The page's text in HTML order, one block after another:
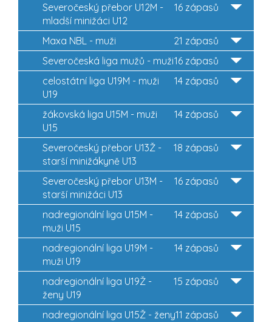
16 zápasů
Severočeský přebor U12M -
mladší minižáci U12
21 zápasů
Maxa NBL - muži
16 zápasů
Severočeská liga mužů - muži
14 zápasů
celostátní liga U19M - muži
U19
14 zápasů
žákovská liga U15M - muži
U15
18 zápasů
Severočeský přebor U13Ž -
starší minižákyně U13
16 zápasů
Severočeský přebor U13M -
starší minižáci U13
14 zápasů
nadregionální liga U15M -
muži U15
14 zápasů
nadregionální liga U19M -
muži U19
15 zápasů
nadregionální liga U19Ž -
ženy U19
11 zápasů
nadregionální liga U15Ž - ženy